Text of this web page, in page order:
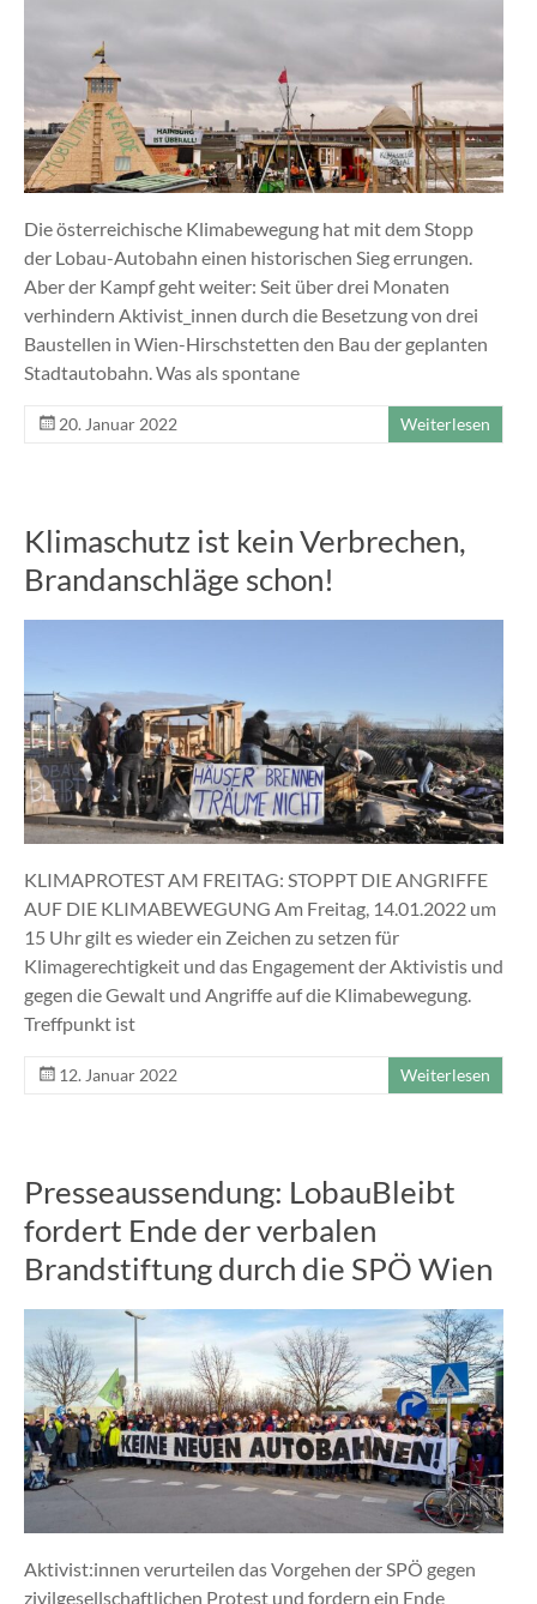
Die österreichische Klimabewegung hat mit dem Stopp
der Lobau-Autobahn einen historischen Sieg errungen.
Aber der Kampf geht weiter: Seit über drei Monaten
verhindern Aktivist_innen durch die Besetzung von drei
Baustellen in Wien-Hirschstetten den Bau der geplanten
Stadtautobahn. Was als spontane
20. Januar 2022 Weiterlesen
Klimaschutz ist kein Verbrechen,
Brandanschläge schon!
KLIMAPROTEST AM FREITAG: STOPPT DIE ANGRIFFE
AUF DIE KLIMABEWEGUNG Am Freitag, 14.01.2022 um
15 Uhr gilt es wieder ein Zeichen zu setzen für
Klimagerechtigkeit und das Engagement der Aktivistis und
gegen die Gewalt und Angriffe auf die Klimabewegung.
Treffpunkt ist
12. Januar 2022 Weiterlesen
Presseaussendung: LobauBleibt
fordert Ende der verbalen
Brandstiftung durch die SPÖ Wien
Aktivist:innen verurteilen das Vorgehen der SPÖ gegen
zivilgesellschaftlichen Protest und fordern ein Ende